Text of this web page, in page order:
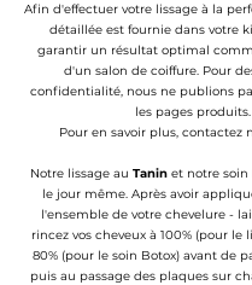
Afin d'effectuer votre lissage à la
détaillée est fournie dans votre
garantir un résultat optimal
d'un salon de coiffure. Pour
confidentialité, nous ne publions
les pages produits.
Pour en savoir plus, contactez
Notre lissage au Tanin et notre soin
le jour même. Après avoir
l'ensemble de votre chevelure -
rincez vos cheveux à 100% (pour le
80% (pour le soin Botox) avant de
puis au passage des plaques sur